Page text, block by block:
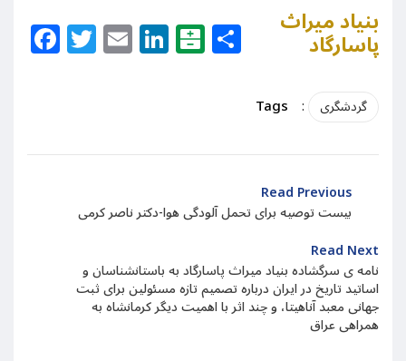
Facebook
Twitter
EmailLinkedIn
Balatarin
Share
بنیاد میراث
پاسارگاد
Tags : گردشگری
Read Previous
بیست توصیه برای تحمل آلودگی هوا-دکتر ناصر کرمی
Read Next
نامه ی سرگشاده بنیاد میراث پاسارگاد به باستانشناسان و
اساتید تاریخ در ایران درباره تصمیم تازه مسئولین برای ثبت
جهانی معبد آناهیتا، و چند اثر با اهمیت دیگر کرمانشاه به
همراهی عراق